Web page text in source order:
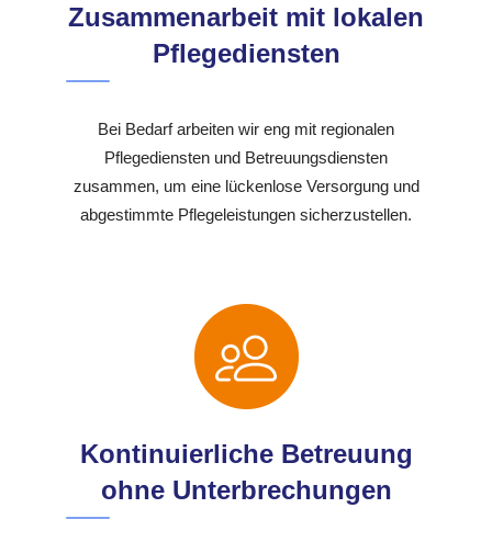
Zusammenarbeit mit lokalen
Pflegediensten
Bei Bedarf arbeiten wir eng mit regionalen
Pflegediensten und Betreuungsdiensten
zusammen, um eine lückenlose Versorgung und
abgestimmte Pflegeleistungen sicherzustellen.
Kontinuierliche Betreuung
ohne Unterbrechungen